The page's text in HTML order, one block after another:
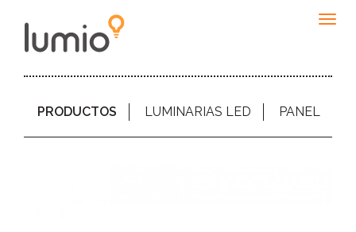
PRODUCTOS LUMINARIAS LED PANEL